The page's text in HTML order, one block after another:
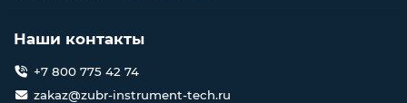
Наши контакты
+7 800 775 42 74
zakaz@zubr-instrument-tech.ru